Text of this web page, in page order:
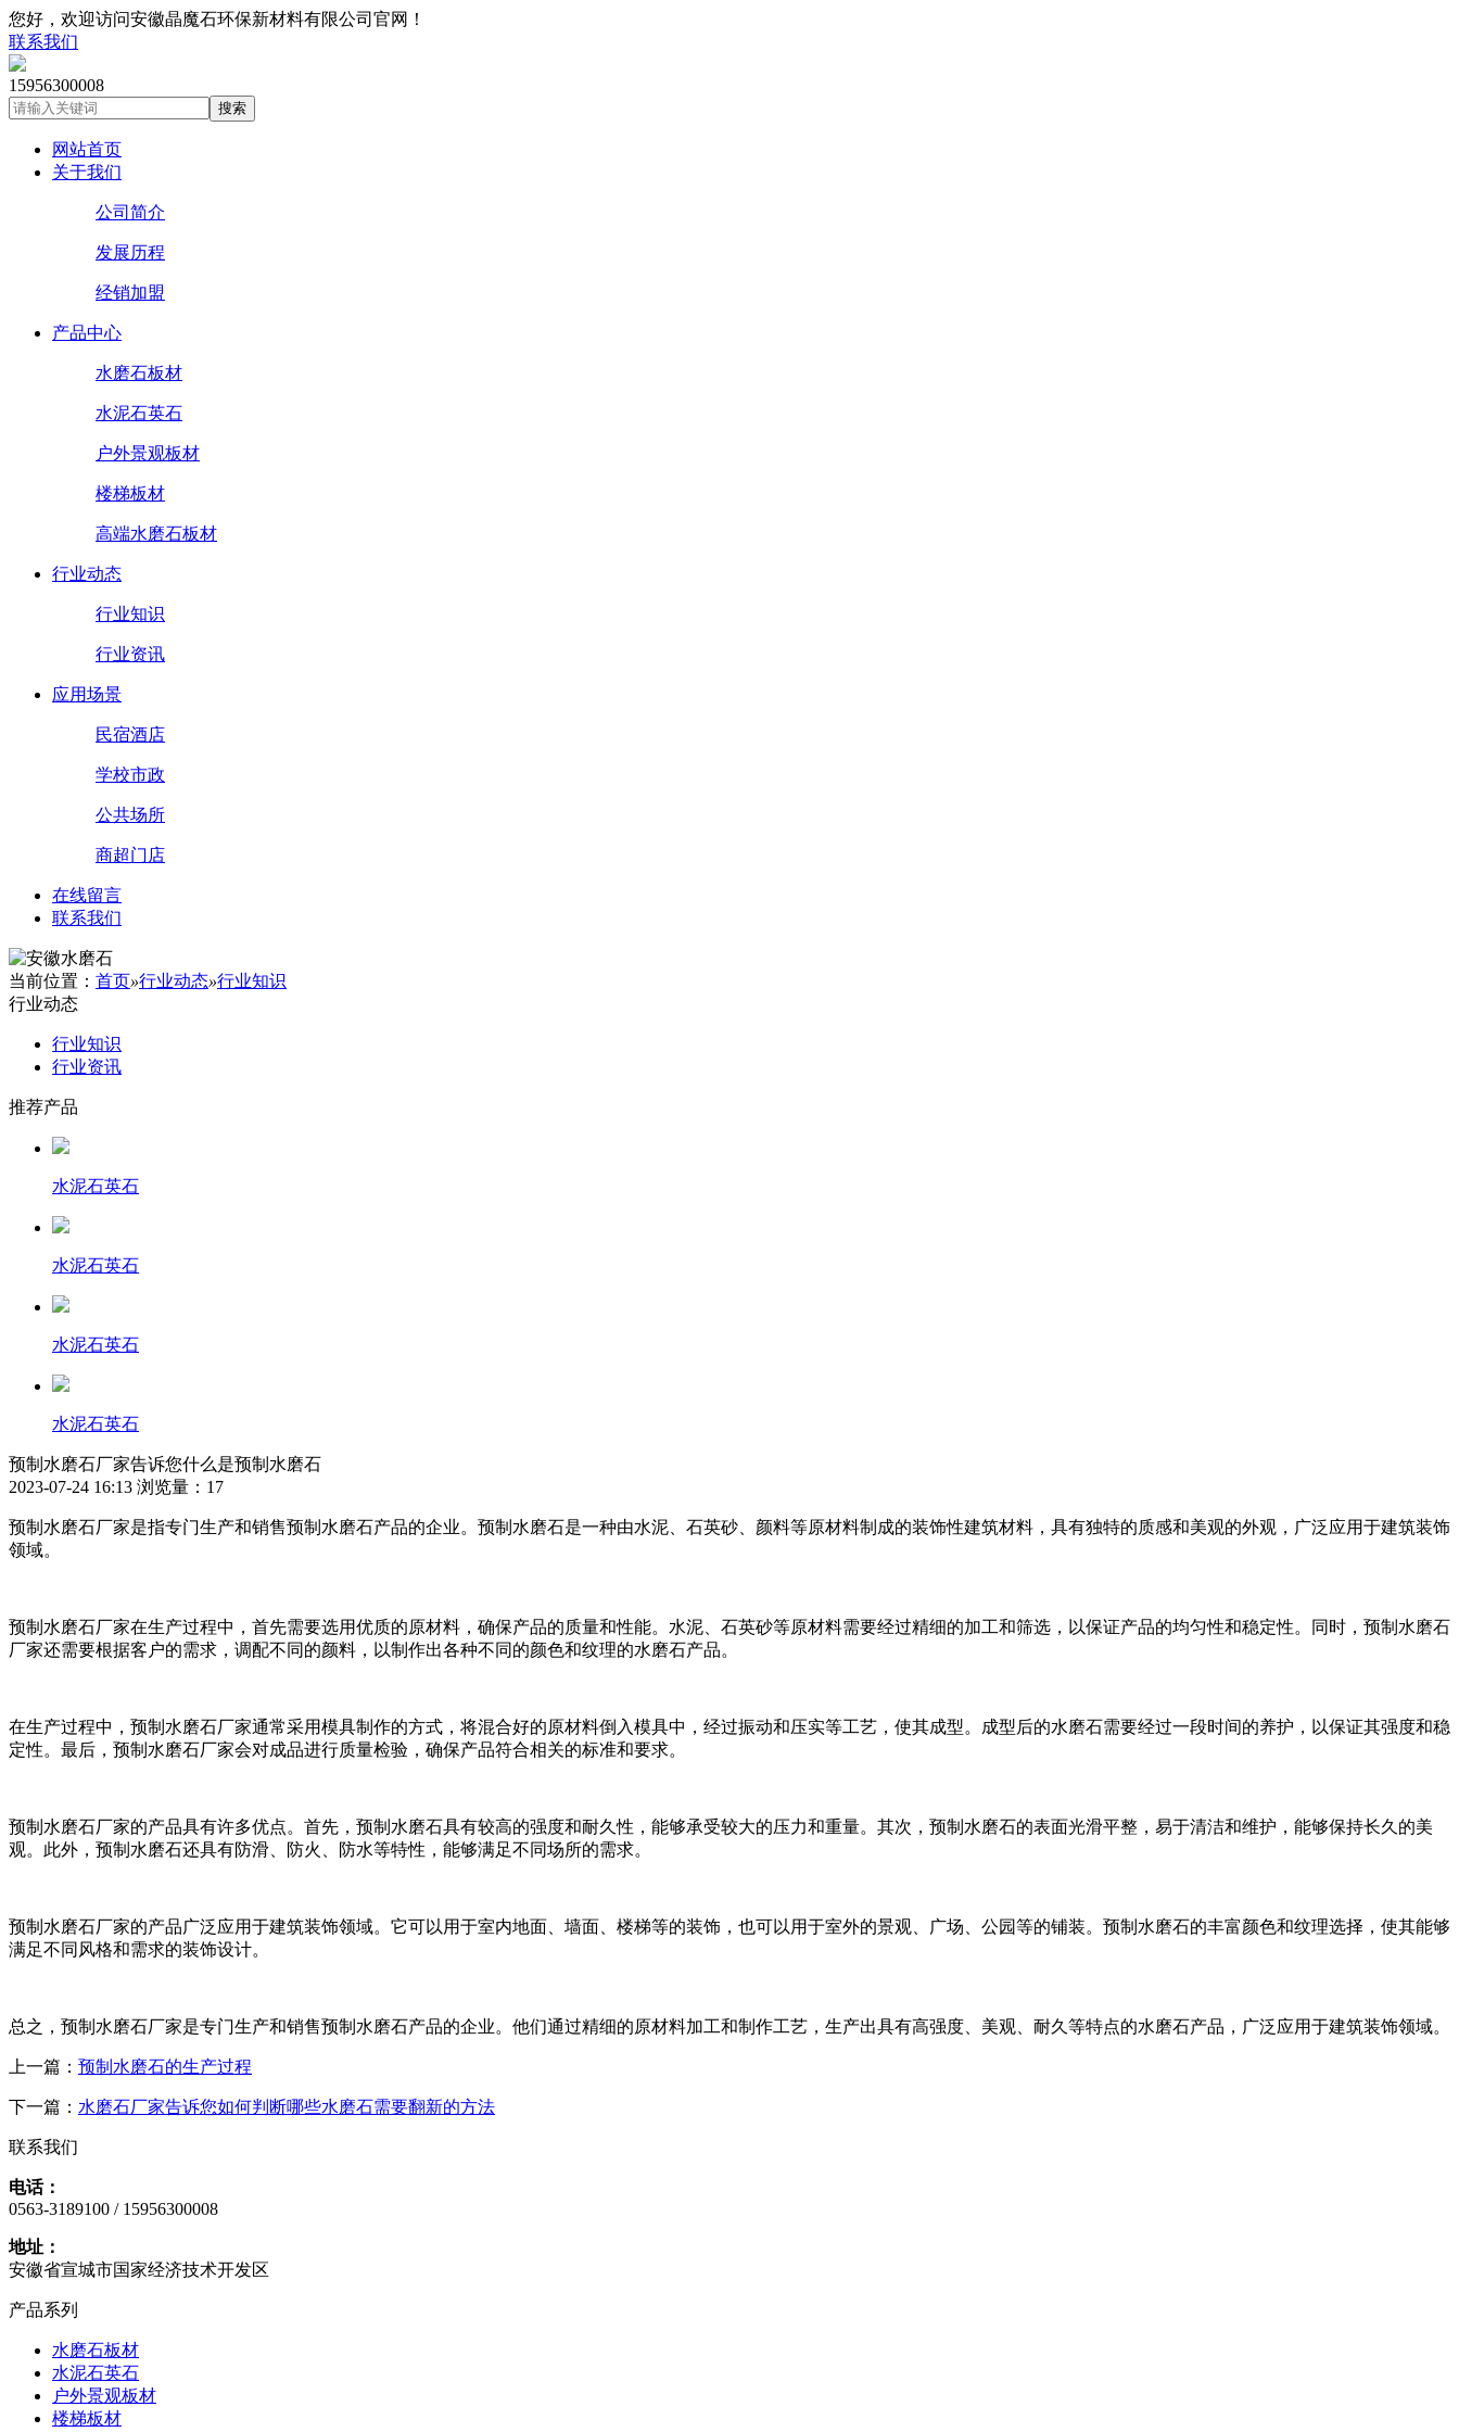
您好，欢迎访问安徽晶魔石环保新材料有限公司官网！
联系我们
15956300008
搜索
网站首页
关于我们
公司简介
发展历程
经销加盟
产品中心
水磨石板材
水泥石英石
户外景观板材
楼梯板材
高端水磨石板材
行业动态
行业知识
行业资讯
应用场景
民宿酒店
学校市政
公共场所
商超门店
在线留言
联系我们
当前位置： 首页»行业动态»行业知识
行业动态
行业知识
行业资讯
推荐产品
水泥石英石
水泥石英石
水泥石英石
水泥石英石
预制水磨石厂家告诉您什么是预制水磨石
2023-07-24 16:13 浏览量： 17
预制水磨石厂家是指专门生产和销售预制水磨石产品的企业。预制水磨石是一种由水泥、石英砂、颜料等原材料制成的装饰性建筑材料，具有独特的质感和美观的外观，广泛应用于建筑装饰
领域。
预制水磨石厂家在生产过程中，首先需要选用优质的原材料，确保产品的质量和性能。水泥、石英砂等原材料需要经过精细的加工和筛选，以保证产品的均匀性和稳定性。同时，预制水磨石
厂家还需要根据客户的需求，调配不同的颜料，以制作出各种不同的颜色和纹理的水磨石产品。
在生产过程中，预制水磨石厂家通常采用模具制作的方式，将混合好的原材料倒入模具中，经过振动和压实等工艺，使其成型。成型后的水磨石需要经过一段时间的养护，以保证其强度和稳
定性。最后，预制水磨石厂家会对成品进行质量检验，确保产品符合相关的标准和要求。
预制水磨石厂家的产品具有许多优点。首先，预制水磨石具有较高的强度和耐久性，能够承受较大的压力和重量。其次，预制水磨石的表面光滑平整，易于清洁和维护，能够保持长久的美
观。此外，预制水磨石还具有防滑、防火、防水等特性，能够满足不同场所的需求。
预制水磨石厂家的产品广泛应用于建筑装饰领域。它可以用于室内地面、墙面、楼梯等的装饰，也可以用于室外的景观、广场、公园等的铺装。预制水磨石的丰富颜色和纹理选择，使其能够
满足不同风格和需求的装饰设计。
总之，预制水磨石厂家是专门生产和销售预制水磨石产品的企业。他们通过精细的原材料加工和制作工艺，生产出具有高强度、美观、耐久等特点的水磨石产品，广泛应用于建筑装饰领域。
上一篇： 预制水磨石的生产过程
下一篇： 水磨石厂家告诉您如何判断哪些水磨石需要翻新的方法
联系我们
电话：
0563-3189100 / 15956300008
地址：
安徽省宣城市国家经济技术开发区
产品系列
水磨石板材
水泥石英石
户外景观板材
楼梯板材